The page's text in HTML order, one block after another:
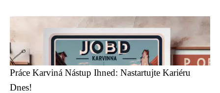
Práce Karviná Nástup Ihned: Nastartujte Kariéru
Dnes!